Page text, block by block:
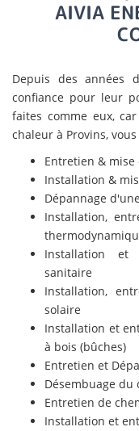
AIVIA
Depuis des années
confiance pour leur
faites comme eux,
chaleur à Provins,
Entretien &
Installation &
Dépannage
Installation,
Installation et
sanitaire
Installation,
solaire
Installation et
à bois (bûches)
Entretien et
Désembuage
Entretien de
Installation et